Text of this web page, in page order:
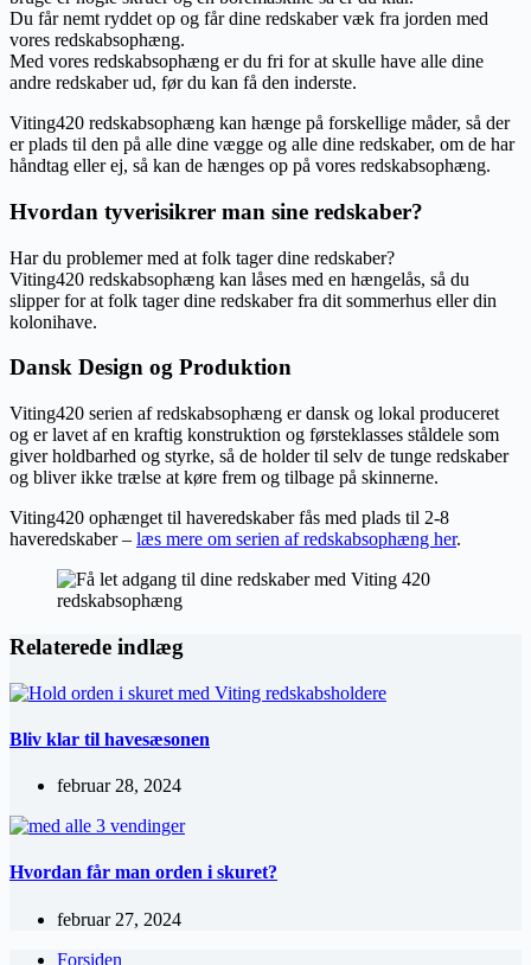
Du får nemt ryddet op og får dine redskaber væk fra jorden med
vores redskabsophæng.
Med vores redskabsophæng er du fri for at skulle have alle dine
andre redskaber ud, før du kan få den inderste.
Viting420 redskabsophæng kan hænge på forskellige måder, så der
er plads til den på alle dine vægge og alle dine redskaber, om de har
håndtag eller ej, så kan de hænges op på vores redskabsophæng.
Hvordan tyverisikrer man sine redskaber?
Har du problemer med at folk tager dine redskaber?
Viting420 redskabsophæng kan låses med en hængelås, så du
slipper for at folk tager dine redskaber fra dit sommerhus eller din
kolonihave.
Dansk Design og Produktion
Viting420 serien af redskabsophæng er dansk og lokal produceret
og er lavet af en kraftig konstruktion og førsteklasses ståldele som
giver holdbarhed og styrke, så de holder til selv de tunge redskaber
og bliver ikke trælse at køre frem og tilbage på skinnerne.
Viting420 ophænget til haveredskaber fås med plads til 2-8
haveredskaber – læs mere om serien af redskabsophæng her.
Relaterede indlæg
Bliv klar til havesæsonen
februar 28, 2024
Hvordan får man orden i skuret?
februar 27, 2024
Forsiden